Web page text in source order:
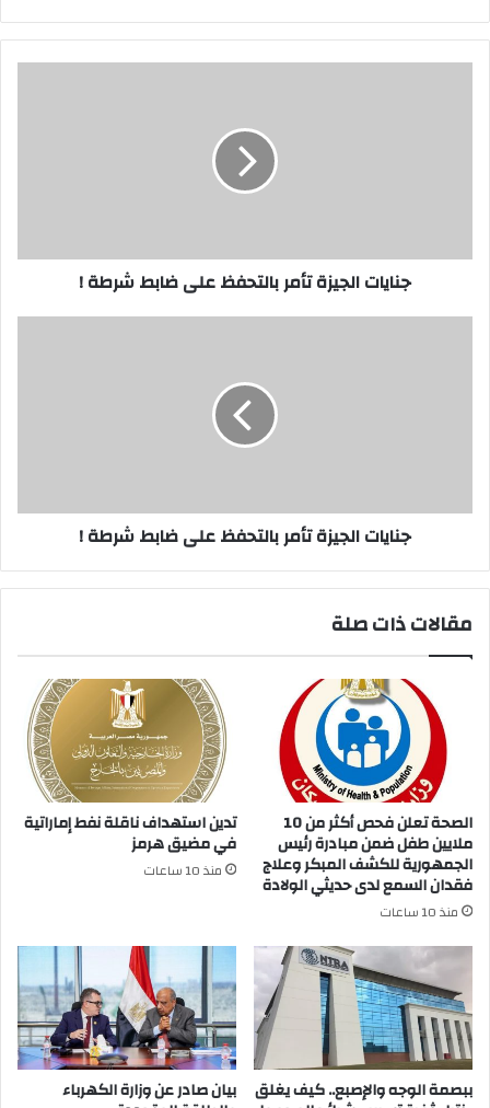
جنايات الجيزة تأمر بالتحفظ على ضابط شرطة !
جنايات الجيزة تأمر بالتحفظ على ضابط شرطة !
مقالات ذات صلة
الصحة تعلن فحص أكثر من 10
ملايين طفل ضمن مبادرة رئيس
الجمهورية للكشف المبكر وعلاج
فقدان السمع لدى حديثي الولادة
منذ 10 ساعات
تدين استهداف ناقلة نفط إماراتية
في مضيق هرمز
منذ 10 ساعات
ببصمة الوجه والإصبع.. كيف يغلق بيان صادر عن وزارة الكهرباء